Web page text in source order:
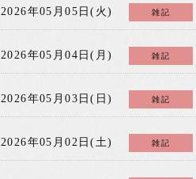
2026年05月05日(火) 雑記
2026年05月04日(月) 雑記
2026年05月03日(日) 雑記
2026年05月02日(土) 雑記